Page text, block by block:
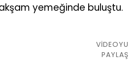
yemeğinde buluştu.
VİDEOYU
PAYLAŞ